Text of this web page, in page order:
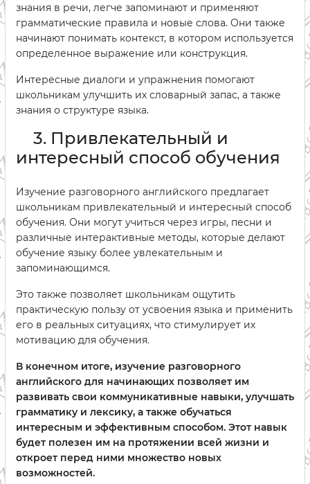
знания в речи, легче запоминают и применяют
грамматические правила и новые слова. Они также
начинают понимать контекст, в котором используется
определенное выражение или конструкция.
Интересные диалоги и упражнения помогают
школьникам улучшить их словарный запас, а также
знания о структуре языка.
3. Привлекательный и
интересный способ обучения
Изучение разговорного английского предлагает
школьникам привлекательный и интересный способ
обучения. Они могут учиться через игры, песни и
различные интерактивные методы, которые делают
обучение языку более увлекательным и
запоминающимся.
Это также позволяет школьникам ощутить
практическую пользу от усвоения языка и применить
его в реальных ситуациях, что стимулирует их
мотивацию для обучения.
В конечном итоге, изучение разговорного
английского для начинающих позволяет им
развивать свои коммуникативные навыки, улучшать
грамматику и лексику, а также обучаться
интересным и эффективным способом. Этот навык
будет полезен им на протяжении всей жизни и
откроет перед ними множество новых
возможностей.